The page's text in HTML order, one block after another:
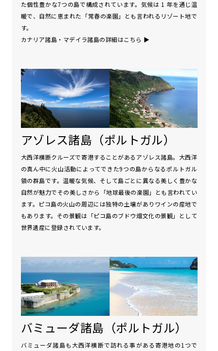
た個性豊かな7つの島で構成されています。気候は 1 年を通じ温
暖で、自然に恵まれた「常春の楽園」とも言われるリゾート地で
す。
カナリア諸島・マデイラ諸島の詳細はこちら ▶
アゾレス諸島（ポルトガル）
大西洋横断クルーズで寄港することがあるアゾレス諸島。大西洋
の真ん中に火山活動によってできた9つの島からなるポルトガル
領の群島です。温暖な気候、そして島ごとに異なる美しく豊かな
自然が魅力でその美しさから「地球最後の楽園」とも言われてい
ます。ピコ島の火山の周辺には独特の土壌がありワインの産地で
もあります。その景観は「ピコ島のブドウ畑文化の景観」として
世界遺産に登録されています。
バミューダ諸島（ポルトガル）
バミューダ諸島も大西洋横断で訪れる事がある寄港地の1つで